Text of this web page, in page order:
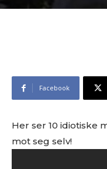
Facebook
Her ser 10 idiotiske
mot seg selv!